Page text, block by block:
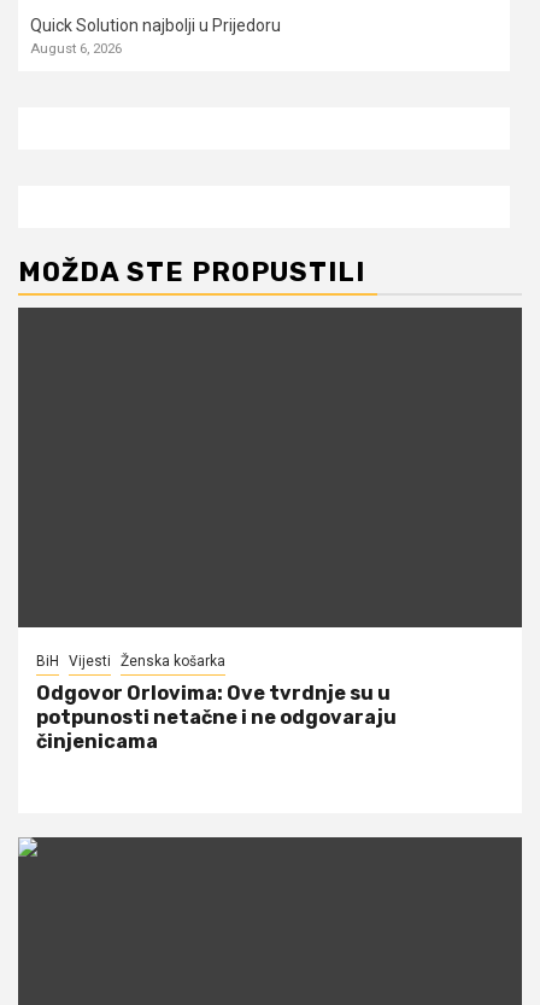
Quick Solution najbolji u Prijedoru
August 6, 2026
MOŽDA STE PROPUSTILI
BiH Vijesti Ženska košarka
Odgovor Orlovima: ​Ove tvrdnje su u
potpunosti netačne i ne odgovaraju
činjenicama